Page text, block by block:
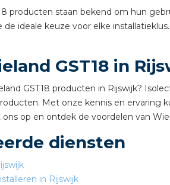
producten staan ​​bekend om hun
de ideale keuze voor elke
GST18 in
GST18 producten in Rijswijk?
Met onze kennis en
op en ontdek de voordelen van
diensten
in Rijswijk